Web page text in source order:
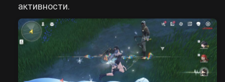
активности.